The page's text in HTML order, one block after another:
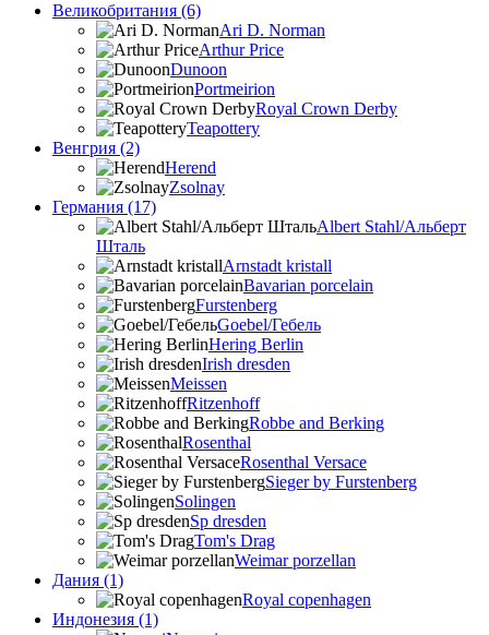
Великобритания (6)
Ari D. Norman
Arthur Price
Dunoon
Portmeirion
Royal Crown Derby
Teapottery
Венгрия (2)
Herend
Zsolnay
Германия (17)
Albert Stahl/Альбеpт
Шталь
Arnstadt kristall
Bavarian porcelain
Furstenberg
Goebel/Гебель
Hering Berlin
Irish dresden
Meissen
Ritzenhoff
Robbe and Berking
Rosenthal
Rosenthal Versace
Sieger by Furstenberg
Solingen
Sp dresden
Tom's Drag
Weimar porzellan
Дания (1)
Royal copenhagen
Индонезия (1)